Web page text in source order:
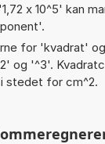
x 10^5' kan
for 'kvadrat'
og '^3'.
stedet for cm^2.